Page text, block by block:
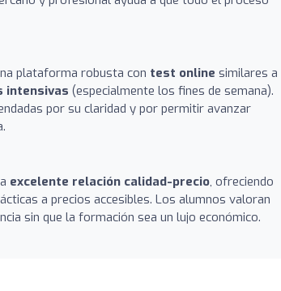
plataforma robusta con test online similares a
intensivas (especialmente los fines de semana).
por su claridad y por permitir avanzar
excelente relación calidad-precio, ofreciendo
a precios accesibles. Los alumnos valoran
sin que la formación sea un lujo económico.